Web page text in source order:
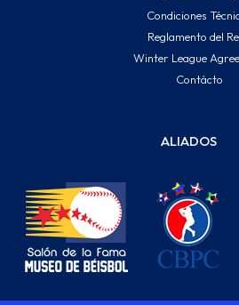
Condiciones
Reglamento del
Winter League
Contácto
ALIADOS